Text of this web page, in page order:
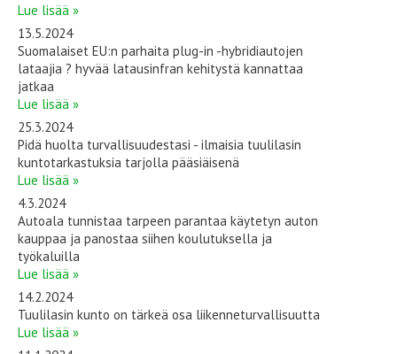
Lue lisää »
13.5.2024
Suomalaiset EU:n parhaita plug-in -hybridiautojen
lataajia ? hyvää latausinfran kehitystä kannattaa
jatkaa
Lue lisää »
25.3.2024
Pidä huolta turvallisuudestasi - ilmaisia tuulilasin
kuntotarkastuksia tarjolla pääsiäisenä
Lue lisää »
4.3.2024
Autoala tunnistaa tarpeen parantaa käytetyn auton
kauppaa ja panostaa siihen koulutuksella ja
työkaluilla
Lue lisää »
14.2.2024
Tuulilasin kunto on tärkeä osa liikenneturvallisuutta
Lue lisää »